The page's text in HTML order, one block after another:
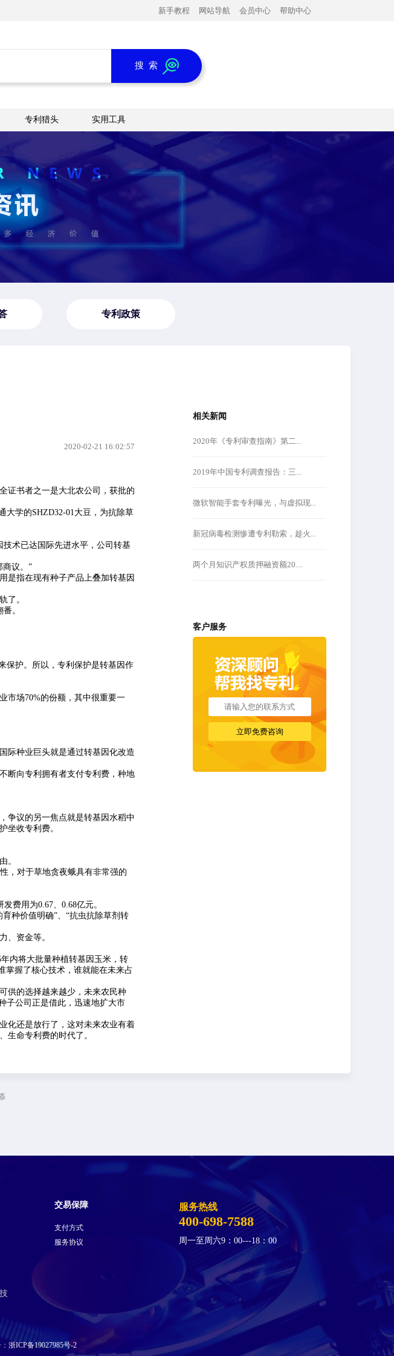
新手教程 网站导航 会员中心 帮助中心
搜 索
专利猎头 实用工具
专利政策
2020-02-21 16:02:57
书者之一是大北农公司，获批的
学的SHZD32-01大豆，为抗除草
术已达国际先进水平，公司转基
议。”
指在现有种子产品上叠加转基因
了。
。
护。所以，专利保护是转基因作
场70%的份额，其中很重要一
种业巨头就是通过转基因化改造
向专利拥有者支付专利费，种地
争议的另一焦点就是转基因水稻中
坐收专利费。
。
，对于草地贪夜蛾具有非常强的
费用为0.67、0.68亿元。
种价值明确”、“抗虫抗除草剂转
、资金等。
内将大批量种植转基因玉米，转
掌握了核心技术，谁就能在未来占
供的选择越来越少，未来农民种
子公司正是借此，迅速地扩大市
还是放行了，这对未来农业有着
生命专利费的时代了。
相关新闻
2020年《专利审查指南》第二...
2019年中国专利调查报告：三...
微软智能手套专利曝光，与虚拟现...
新冠病毒检测惨遭专利勒索，趁火...
两个月知识产权质押融资额20....
客户服务
交易保障
支付方式
服务协议
服务热线
400-698-7588
周一至周六9：00---18：00
浙ICP备19027985号-2